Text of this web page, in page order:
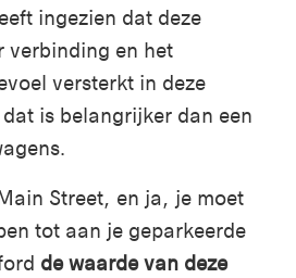
ingezien dat deze
verbinding en het
versterkt in deze
is belangrijker dan een
Street, en ja, je moet
tot aan je geparkeerde
de waarde van deze